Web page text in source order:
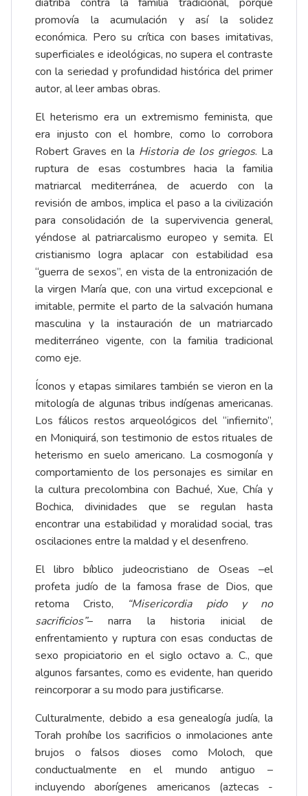
promovía la acumulación y así la solidez
económica. Pero su crítica con bases imitativas,
superficiales e ideológicas, no supera el contraste
con la seriedad y profundidad histórica del primer
autor, al leer ambas obras.
El heterismo era un extremismo feminista, que
era injusto con el hombre, como lo corrobora
Robert Graves en la Historia de los griegos. La
ruptura de esas costumbres hacia la familia
matriarcal mediterránea, de acuerdo con la
revisión de ambos, implica el paso a la civilización
para consolidación de la supervivencia general,
yéndose al patriarcalismo europeo y semita. El
cristianismo logra aplacar con estabilidad esa
“guerra de sexos”, en vista de la entronización de
la virgen María que, con una virtud excepcional e
imitable, permite el parto de la salvación humana
masculina y la instauración de un matriarcado
mediterráneo vigente, con la familia tradicional
como eje.
Íconos y etapas similares también se vieron en la
mitología de algunas tribus indígenas americanas.
Los fálicos restos arqueológicos del “infiernito”,
en Moniquirá, son testimonio de estos rituales de
heterismo en suelo americano. La cosmogonía y
comportamiento de los personajes es similar en
la cultura precolombina con Bachué, Xue, Chía y
Bochica, divinidades que se regulan hasta
encontrar una estabilidad y moralidad social, tras
oscilaciones entre la maldad y el desenfreno.
El libro bíblico judeocristiano de Oseas –el
profeta judío de la famosa frase de Dios, que
retoma Cristo,
“Misericordia pido y no
sacrificios”– narra la historia inicial de
enfrentamiento y ruptura con esas conductas de
sexo propiciatorio en el siglo octavo a. C., que
algunos farsantes, como es evidente, han querido
reincorporar a su modo para justificarse.
Culturalmente, debido a esa genealogía judía, la
Torah prohíbe los sacrificios o inmolaciones ante
brujos o falsos dioses como Moloch, que
conductualmente en el mundo antiguo –
incluyendo aborígenes americanos (aztecas -